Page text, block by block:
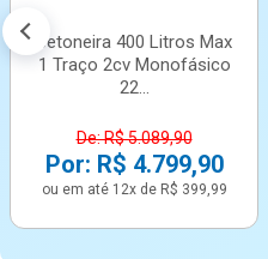
Betoneira 400 Litros Max
1 Traço 2cv Monofásico
22...
De: R$ 5.089,90
Por: R$ 4.799,90
ou em até 12x de R$ 399,99